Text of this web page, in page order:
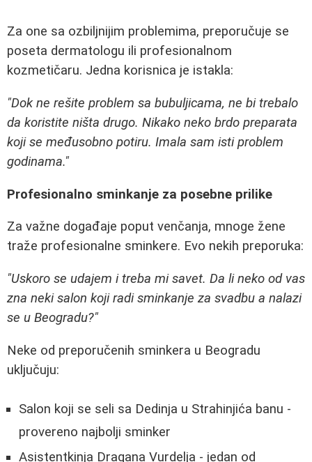
Za one sa ozbiljnijim problemima, preporučuje se
poseta dermatologu ili profesionalnom
kozmetičaru. Jedna korisnica je istakla:
"Dok ne rešite problem sa bubuljicama, ne bi trebalo
da koristite ništa drugo. Nikako neko brdo preparata
koji se međusobno potiru. Imala sam isti problem
godinama."
Profesionalno sminkanje za posebne prilike
Za važne događaje poput venčanja, mnoge žene
traže profesionalne sminkere. Evo nekih preporuka:
"Uskoro se udajem i treba mi savet. Da li neko od vas
zna neki salon koji radi sminkanje za svadbu a nalazi
se u Beogradu?"
Neke od preporučenih sminkera u Beogradu
uključuju:
Salon koji se seli sa Dedinja u Strahinjića banu -
provereno najbolji sminker
Asistentkinja Dragana Vurdelja - jedan od